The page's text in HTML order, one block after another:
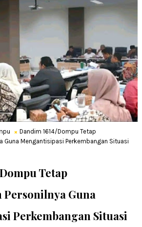
Dandim 1614/Dompu Tetap
Guna Mengantisipasi Perkembangan Situasi
Tetap
Personilnya Guna
Perkembangan Situasi